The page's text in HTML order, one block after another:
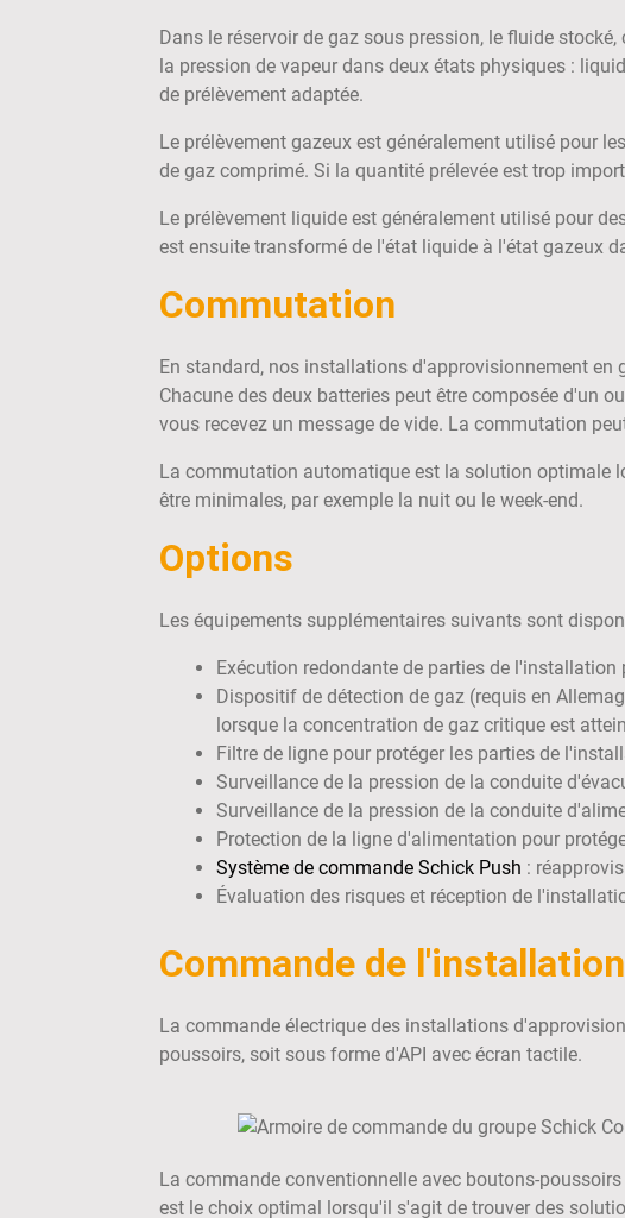
Dans le réservoir de gaz sous pression, le fluide
la pression de vapeur dans deux états physiques :
de prélèvement adaptée.
Le prélèvement gazeux est généralement utilisé pour
de gaz comprimé. Si la quantité prélevée est trop
Le prélèvement liquide est généralement utilisé pour
est ensuite transformé de l'état liquide à l'état gazeux
Commutation
En standard, nos installations d'approvisionnement
Chacune des deux batteries peut être composée d'un
vous recevez un message de vide. La commutation
La commutation automatique est la solution optimale
être minimales, par exemple la nuit ou le week-end.
Options
Les équipements supplémentaires suivants sont
Exécution redondante de parties de
Dispositif de détection de gaz (requis en
lorsque la concentration de gaz critique est
Filtre de ligne pour protéger les parties de
Surveillance de la pression de la conduite
Surveillance de la pression de la conduite
Protection de la ligne d'alimentation pour
Système de commande Schick Push :
Évaluation des risques et réception de
Commande de l'installation
La commande électrique des installations
poussoirs, soit sous forme d'API avec écran tactile.
La commande conventionnelle avec boutons-
est le choix optimal lorsqu'il s'agit de trouver des